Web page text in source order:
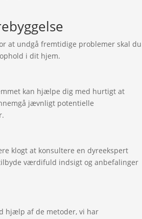
at undgå fremtidige problemer skal du
i dit hjem.
kan hjælpe dig med hurtigt at
jævnligt potentielle
klogt at konsultere en dyreekspert
værdifuld indsigt og anbefalinger
hjælp af de metoder, vi har